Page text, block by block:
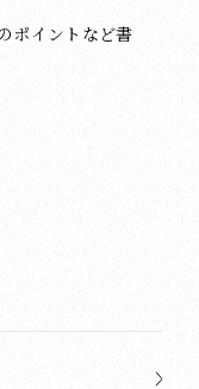
ポイントなど書